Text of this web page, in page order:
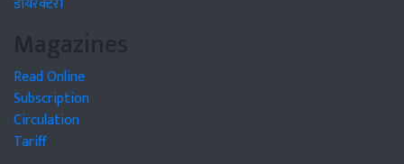
Magazines
Read Online
Subscription
Circulation
Tariff